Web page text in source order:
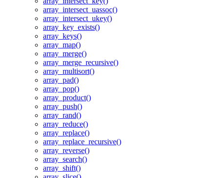
array_intersect_uassoc()
array_intersect_ukey()
array_key_exists()
array_keys()
array_map()
array_merge()
array_merge_recursive()
array_multisort()
array_pad()
array_pop()
array_product()
array_push()
array_rand()
array_reduce()
array_replace()
array_replace_recursive()
array_reverse()
array_search()
array_shift()